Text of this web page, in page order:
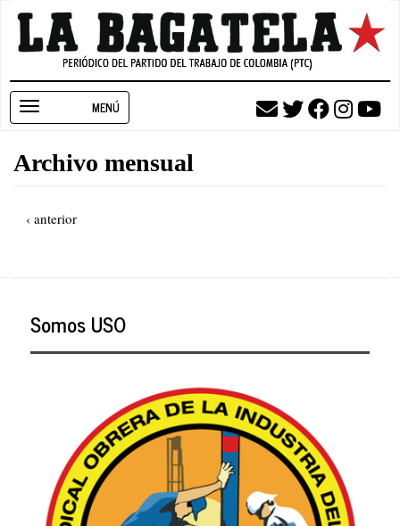
Pasar
contenido
navigation
Archivo mensual
Paginación
Página
‹ anterior
Somos USO